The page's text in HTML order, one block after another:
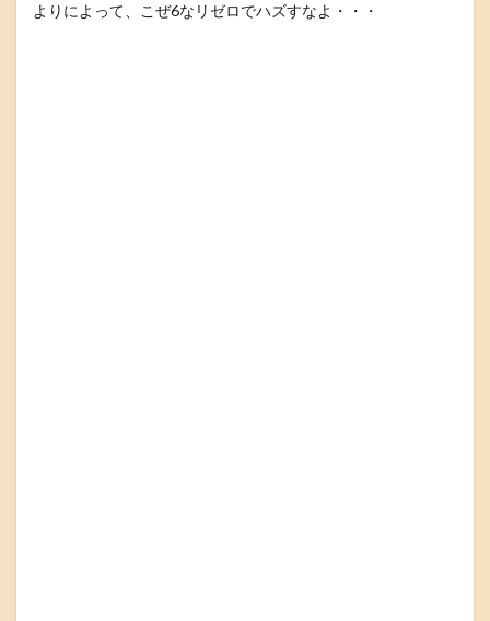
よりによって、こぜ6なリゼロでハズすなよ・・・